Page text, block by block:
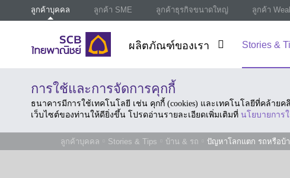
ลูกค้าบุคคล ลูกค้า SME ลูกค้าธุรกิจขนาดใหญ่ ลูกค้า
ผลิตภัณฑ์ของเรา Stories &
การใช้และการจัดการคุกกี้
ธนาคารมีการใช้เทคโนโลยี เช่น คุกกี้ (cookies) และเทคโนโลยีที่คล้า
เว็บไซต์ของท่านให้ดียิ่งขึ้น โปรดอ่านรายละเอียดเพิ่มเติมที่ นโยบายการ
ลูกค้าบุคคล Stories & Tips บ้าน & รถ ปัญหาโลกแตก รถหรือบ้